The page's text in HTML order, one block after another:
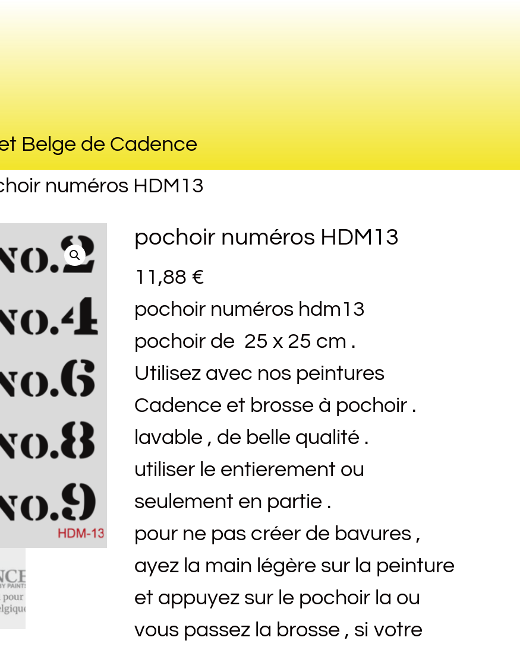
Belge de Cadence
numéros HDM13
pochoir numéros HDM13
11,88 €
pochoir numéros hdm13
pochoir de 25 x 25 cm .
Utilisez avec nos peintures
Cadence et brosse à pochoir .
lavable , de belle qualité .
utiliser le entierement ou
seulement en partie .
pour ne pas créer de bavures ,
ayez la main légère sur la peinture
et appuyez sur le pochoir la ou
vous passez la brosse , si votre